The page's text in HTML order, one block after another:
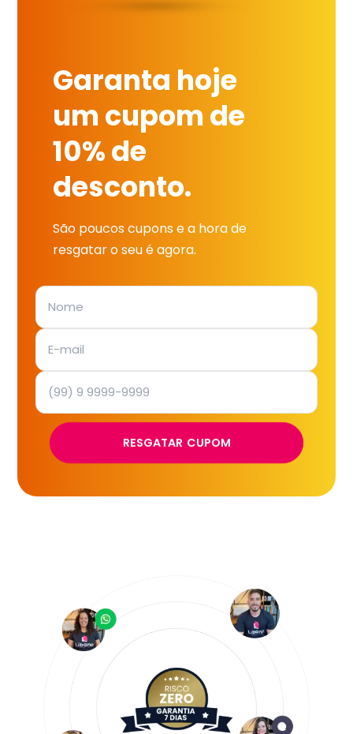
Garanta hoje
um cupom de
10% de
desconto.
São poucos cupons e a hora de
resgatar o seu é agora.
RESGATAR CUPOM